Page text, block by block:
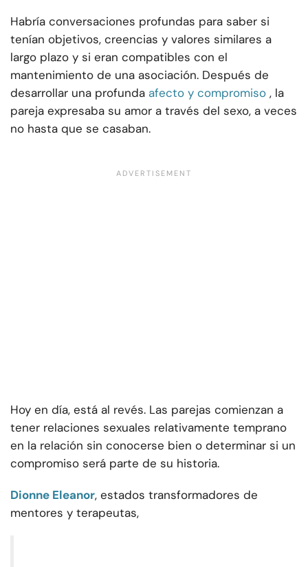
Habría conversaciones profundas para saber si
tenían objetivos, creencias y valores similares a
largo plazo y si eran compatibles con el
mantenimiento de una asociación. Después de
desarrollar una profunda afecto y compromiso , la
pareja expresaba su amor a través del sexo, a veces
no hasta que se casaban.
Hoy en día, está al revés. Las parejas comienzan a
tener relaciones sexuales relativamente temprano
en la relación sin conocerse bien o determinar si un
compromiso será parte de su historia.
Dionne Eleanor, estados transformadores de
mentores y terapeutas,